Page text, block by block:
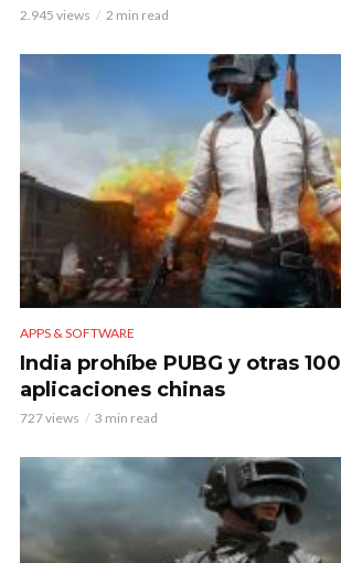
2.945 views 2 min read
APPS & SOFTWARE
India prohíbe PUBG y otras 100
aplicaciones chinas
727 views 3 min read